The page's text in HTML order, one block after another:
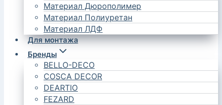
Материал Дюрополимер
Материал Полиуретан
Материал ЛДФ
Для монтажа
Бренды
BELLO-DECO
COSCA DECOR
DEARTIO
FEZARD